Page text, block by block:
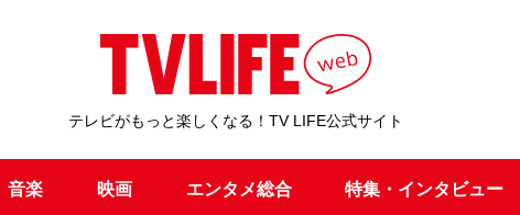
テレビがもっと楽しくなる！TV LIFE公式サイト
音楽 映画 エンタメ総合 特集・インタビュー